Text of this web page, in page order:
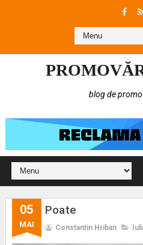
blog de
05
MAI
Poate
Constantin Hriban